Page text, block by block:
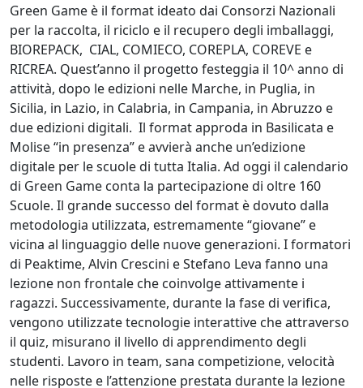
Green Game è il format ideato dai Consorzi Nazionali
per la raccolta, il riciclo e il recupero degli imballaggi,
BIOREPACK, CIAL, COMIECO, COREPLA, COREVE e
RICREA. Quest’anno il progetto festeggia il 10^ anno di
attività, dopo le edizioni nelle Marche, in Puglia, in
Sicilia, in Lazio, in Calabria, in Campania, in Abruzzo e
due edizioni digitali. Il format approda in Basilicata e
Molise “in presenza” e avvierà anche un’edizione
digitale per le scuole di tutta Italia. Ad oggi il calendario
di Green Game conta la partecipazione di oltre 160
Scuole. Il grande successo del format è dovuto dalla
metodologia utilizzata, estremamente “giovane” e
vicina al linguaggio delle nuove generazioni. I formatori
di Peaktime, Alvin Crescini e Stefano Leva fanno una
lezione non frontale che coinvolge attivamente i
ragazzi. Successivamente, durante la fase di verifica,
vengono utilizzate tecnologie interattive che attraverso
il quiz, misurano il livello di apprendimento degli
studenti. Lavoro in team, sana competizione, velocità
nelle risposte e l’attenzione prestata durante la lezione